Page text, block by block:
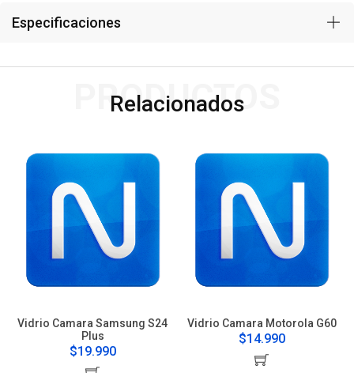
Especificaciones
Relacionados
PRODUCTOS
Vidrio Camara Samsung S24
Plus
$19.990
Vidrio Camara Motorola G60
$14.990